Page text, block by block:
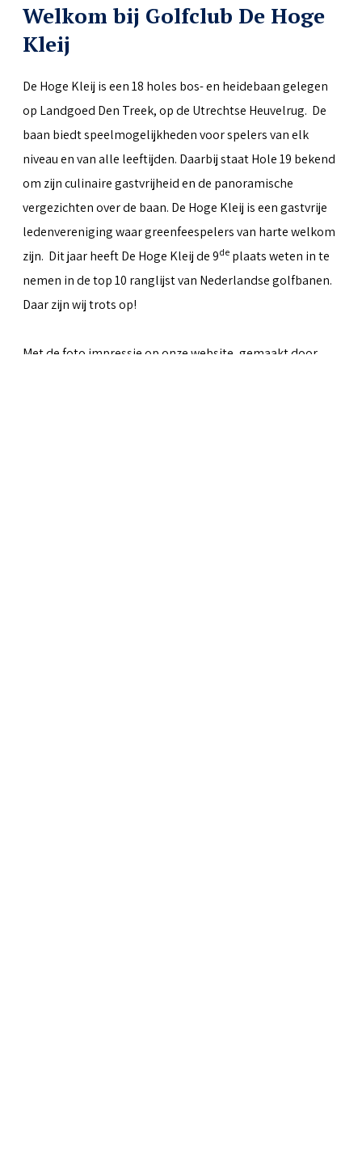
Welkom bij Golfclub De Hoge
Kleij
De Hoge Kleij is een 18 holes bos- en heidebaan gelegen
op Landgoed Den Treek, op de Utrechtse Heuvelrug. De
baan biedt speelmogelijkheden voor spelers van elk
niveau en van alle leeftijden. Daarbij staat Hole 19 bekend
om zijn culinaire gastvrijheid en de panoramische
vergezichten over de baan. De Hoge Kleij is een gastvrije
ledenvereniging waar greenfeespelers van harte welkom
zijn. Dit jaar heeft De Hoge Kleij de 9de plaats weten in te
nemen in de top 10 ranglijst van Nederlandse golfbanen.
Daar zijn wij trots op!
Met de foto impressie op onze website, gemaakt door